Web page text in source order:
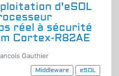
d'eSOL
réel à sécurité
Cortex-R82AE
Gauthier
Middleware
eSOL